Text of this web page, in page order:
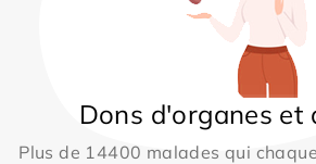
Dons d'organes et
Plus de 14400 malades qui